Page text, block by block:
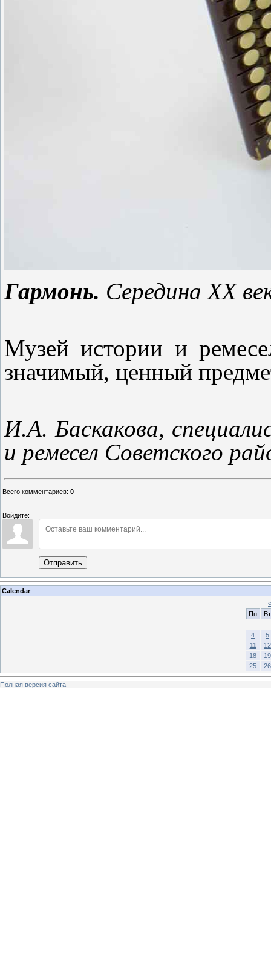
Гармонь. Середина XX
Музей истории и
значимый, ценный
И.А. Баскакова,
и ремесел Советского
Всего комментариев: 0
Войдите:
Отправить
Calendar
«
Пн
Вт
4
5
11
12
18
19
25
26
Полная версия сайта